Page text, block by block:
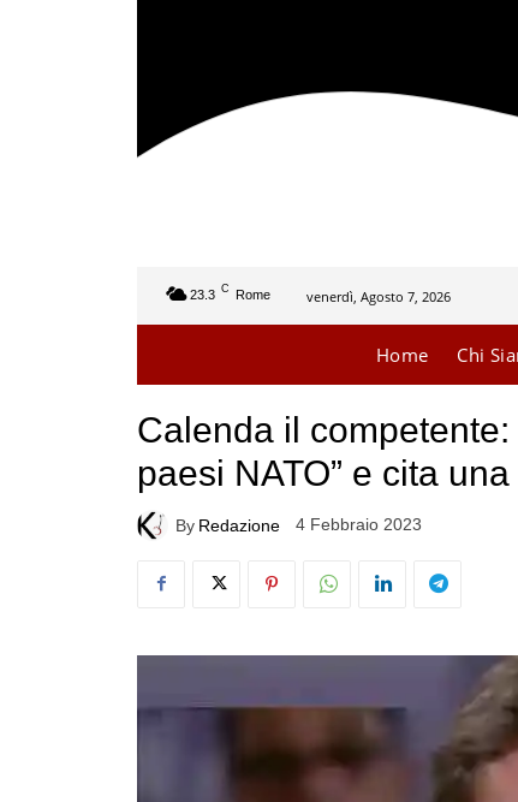
23.3 C Rome venerdì, Agosto 7, 2026
Home Chi
Calenda il
paesi NATO” e cita
By Redazione 4 Febbraio 2023